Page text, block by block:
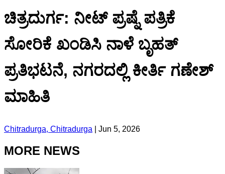
ಚಿತ್ರದುರ್ಗ: ನೀಟ್ ಪ್ರಷ್ನೆ ಪತ್ರಿಕೆ
ಸೋರಿಕೆ ಖಂಡಿಸಿ ನಾಳೆ ಬೃಹತ್
ಪ್ರತಿಭಟನೆ, ನಗರದಲ್ಲಿ ಕೀರ್ತಿ ಗಣೇಶ್
ಮಾಹಿತಿ
Chitradurga, Chitradurga Jun 5, 2026
MORE NEWS